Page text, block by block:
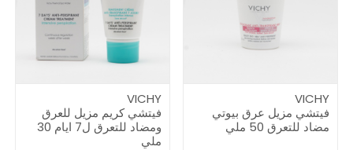
VICHY
فيتشي مزيل عرق بيوتي
مضاد للتعرق 50 ملي
VICHY
فيتشي كريم مزيل للعرق
ومضاد للتعرق ل7 ايام 30
ملي